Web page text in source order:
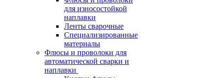
для износостойкой
наплавки
Ленты сварочные
Специализированные
материалы
Флюсы и проволоки для
автоматической сварки и
наплавки